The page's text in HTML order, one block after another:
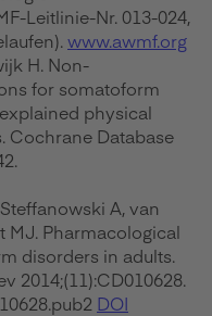
Leitlinie-Nr. 013-024,
www.awmf.org
H. Non-
for somatoform
physical
Cochrane Database
A, van
MJ. Pharmacological
disorders in adults.
2014;(11):CD010628.
DOI